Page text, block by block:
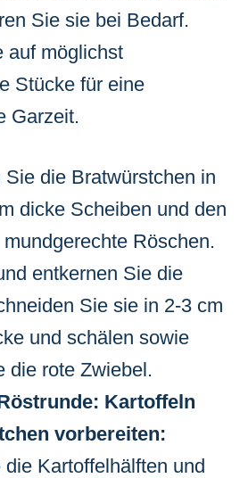
Sie sie bei Bedarf.
auf möglichst
Stücke für eine
Garzeit.
Sie die Bratwürstchen in
dicke Scheiben und den
Röschen.
entkernen Sie die
Sie sie in 2-3 cm
und schälen sowie
die rote Zwiebel.
Kartoffeln
vorbereiten:
die Kartoffelhälften und